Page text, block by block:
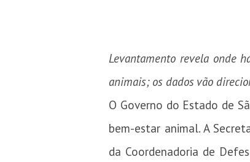
Levantamento revela onde
animais; os dados vão
O Governo do Estado de
bem-estar animal. A
da Coordenadoria de